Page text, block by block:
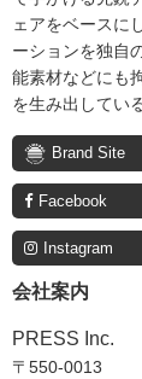
ェアをベースに
ーションを独自
能素材などにも
を生み出している
Brand Site
Facebook
Instagram
会社案内
PRESS Inc.
〒550-0013